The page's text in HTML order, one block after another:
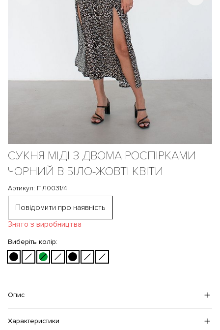
СУКНЯ МІДІ З ДВОМА РОСПІРКАМИ
ЧОРНИЙ В БІЛО-ЖОВТІ КВІТИ
Артикул: ПЛ0031/4
Повідомити про наявність
Знято з виробництва
Виберіть колір:
Опис
Характеристики